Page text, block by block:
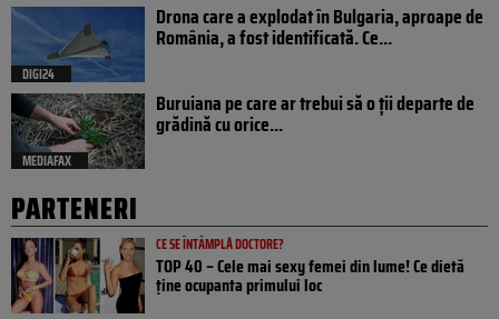
DIGI24
Drona care a explodat în Bulgaria, aproape de
România, a fost identificată. Ce...
MEDIAFAX
Buruiana pe care ar trebui să o ții departe de
grădină cu orice...
PARTENERI
CE SE ÎNTÂMPLĂ DOCTORE?
TOP 40 – Cele mai sexy femei din lume! Ce dietă
ține ocupanta primului loc